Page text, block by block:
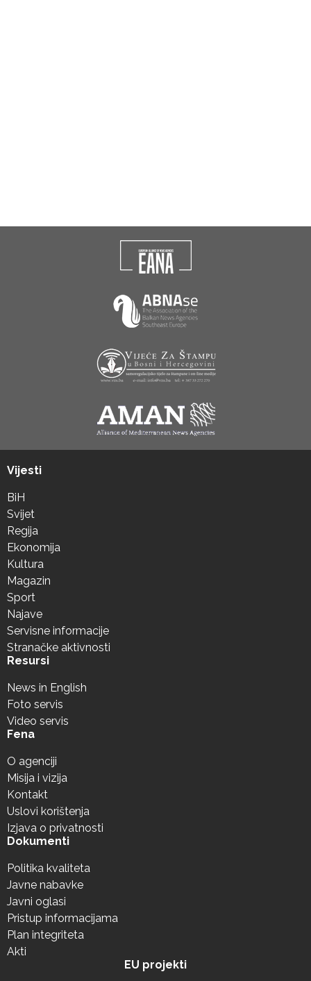
Vijesti
BiH
Svijet
Regija
Ekonomija
Kultura
Magazin
Sport
Najave
Servisne informacije
Stranačke aktivnosti
Resursi
News in English
Foto servis
Video servis
Fena
O agenciji
Misija i vizija
Kontakt
Uslovi korištenja
Izjava o privatnosti
Dokumenti
Politika kvaliteta
Javne nabavke
Javni oglasi
Pristup informacijama
Plan integriteta
Akti
EU projekti